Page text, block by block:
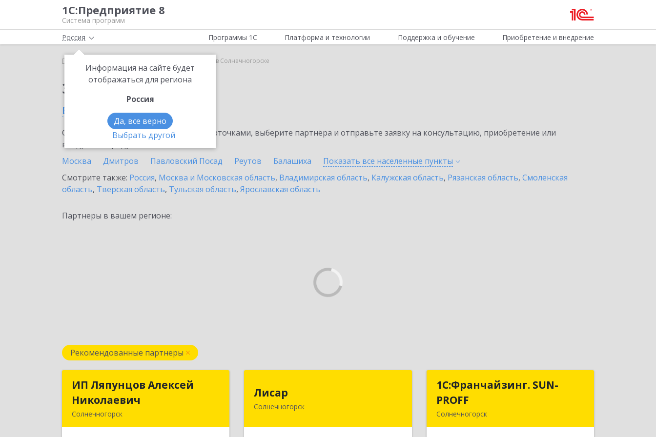
1С:Предприятие 8
Система программ
Россия
Информация на сайте будет
отображаться для региона
Россия
Да, все верно
Выбрать другой
Программы 1С Платформа и технологии Поддержка и обучение Приобретение и внедрение
Главная ИТС Техно в Солнечногорске
Заказать ИТС Техно
в Солнечногорске
Ознакомьтесь с информационными карточками, выберите партнёра и отправьте заявку на консультацию, приобретение или
внедрение продукта.
Москва
Дмитров Павловский Посад Реутов Балашиха Показать все населенные пункты
Смотрите также: Россия, Москва и Московская область, Владимирская область, Калужская область, Рязанская область, Смоленская
область, Тверская область, Тульская область, Ярославская область
Партнеры в вашем регионе:
Рекомендованные партнеры
ИП Ляпунцов Алексей
Николаевич
Солнечногорск
ИП Ляпунцов Алексей
Лисар
Солнечногорск
1С:Франчайзинг. SUN-
PROFF
Солнечногорск
1С:Франчайзинг. SUN-